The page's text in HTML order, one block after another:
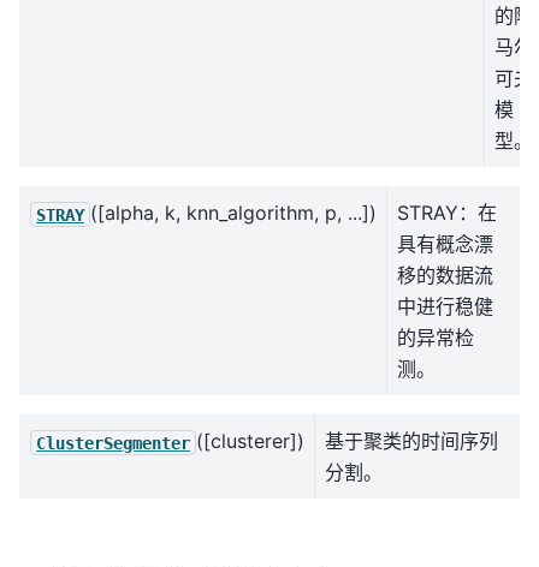
的隐
马尔
可夫
模
型。
STRAY ([alpha, k, knn_algorithm, p, ...])
STRAY：在
具有概念漂
移的数据流
中进行稳健
的异常检
测。
ClusterSegmenter ([clusterer])
基于聚类的时间序列
分割。